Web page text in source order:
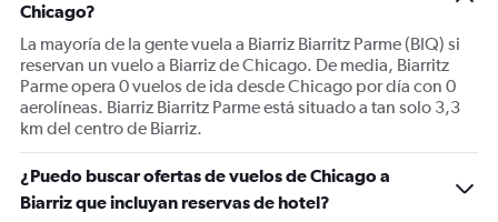
Chicago?
La mayoría de la gente vuela a Biarriz Biarritz Parme (BIQ) si
reservan un vuelo a Biarriz de Chicago. De media, Biarritz
Parme opera 0 vuelos de ida desde Chicago por día con 0
aerolíneas. Biarriz Biarritz Parme está situado a tan solo 3,3
km del centro de Biarriz.
¿Puedo buscar ofertas de vuelos de Chicago a
Biarriz que incluyan reservas de hotel?